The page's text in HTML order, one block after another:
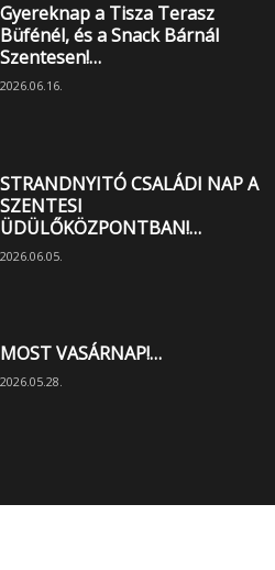
Gyereknap a Tisza Terasz
Büfénél, és a Snack Bárnál
Szentesen!…
2026.06.16.
STRANDNYITÓ CSALÁDI NAP A
SZENTESI
ÜDÜLŐKÖZPONTBAN!…
2026.06.05.
MOST VASÁRNAP!…
2026.05.28.